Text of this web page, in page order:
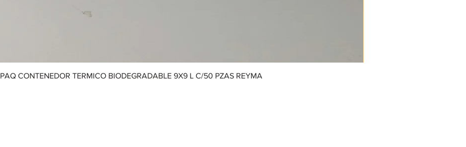
PAQ CONTENEDOR TERMICO BIODEGRADABLE 9X9 L C/50 PZAS REYMA